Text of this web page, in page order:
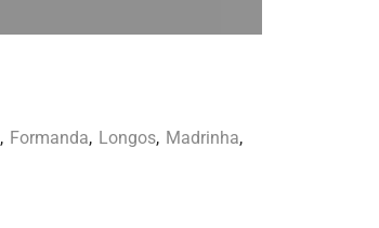
, Formanda, Longos, Madrinha,